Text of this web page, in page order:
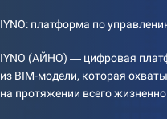
IYNO: платформа по
IYNO (АЙНО) — цифровая
из BIM-модели, которая
на протяжении всего